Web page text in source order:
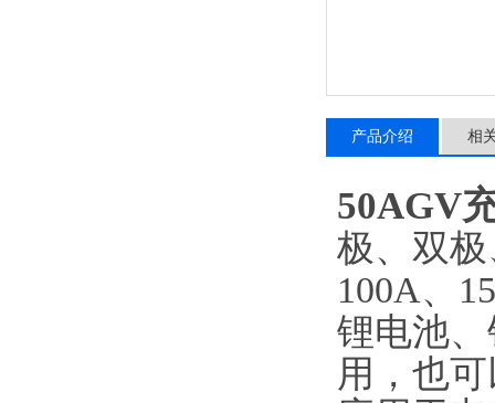
产品介绍 相
50AGV
极、双
100A、
锂电池
用，也